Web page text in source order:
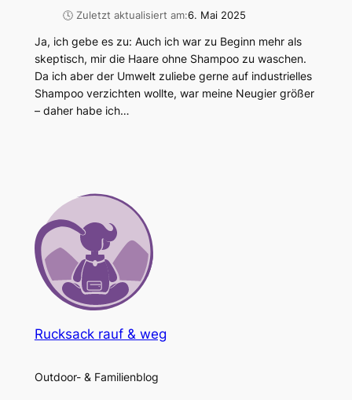
🕓 Zuletzt aktualisiert am:6. Mai 2025
Ja, ich gebe es zu: Auch ich war zu Beginn mehr als
skeptisch, mir die Haare ohne Shampoo zu waschen.
Da ich aber der Umwelt zuliebe gerne auf industrielles
Shampoo verzichten wollte, war meine Neugier größer
– daher habe ich…
Rucksack rauf & weg
Outdoor- & Familienblog